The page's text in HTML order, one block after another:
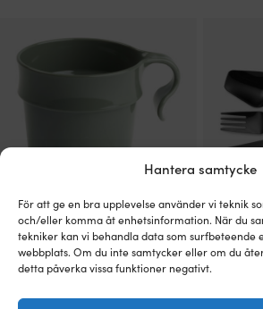
Hantera samtycke
För att ge en bra upplevelse använder vi teknik
och/eller komma åt enhetsinformation. När du
tekniker kan vi behandla data som surfbeteende
webbplats. Om du inte samtycker eller om du
detta påverka vissa funktioner negativt.
Kaffe/tekopp i plast Nordiska Plast,
khaki grön, 30 cl / 300 ml
84 I LAGER
Bestickset